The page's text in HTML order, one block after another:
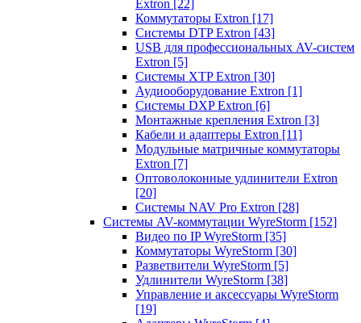
Extron [22]
Коммутаторы Extron [17]
Системы DTP Extron [43]
USB для профессиональных AV-систем
Extron [5]
Системы XTP Extron [30]
Аудиооборудование Extron [1]
Системы DXP Extron [6]
Монтажные крепления Extron [3]
Кабели и адаптеры Extron [11]
Модульные матричные коммутаторы
Extron [7]
Оптоволоконные удлинители Extron
[20]
Системы NAV Pro Extron [28]
Системы AV-коммутации WyreStorm [152]
Видео по IP WyreStorm [35]
Коммутаторы WyreStorm [30]
Разветвители WyreStorm [5]
Удлинители WyreStorm [38]
Управление и аксессуары WyreStorm
[19]